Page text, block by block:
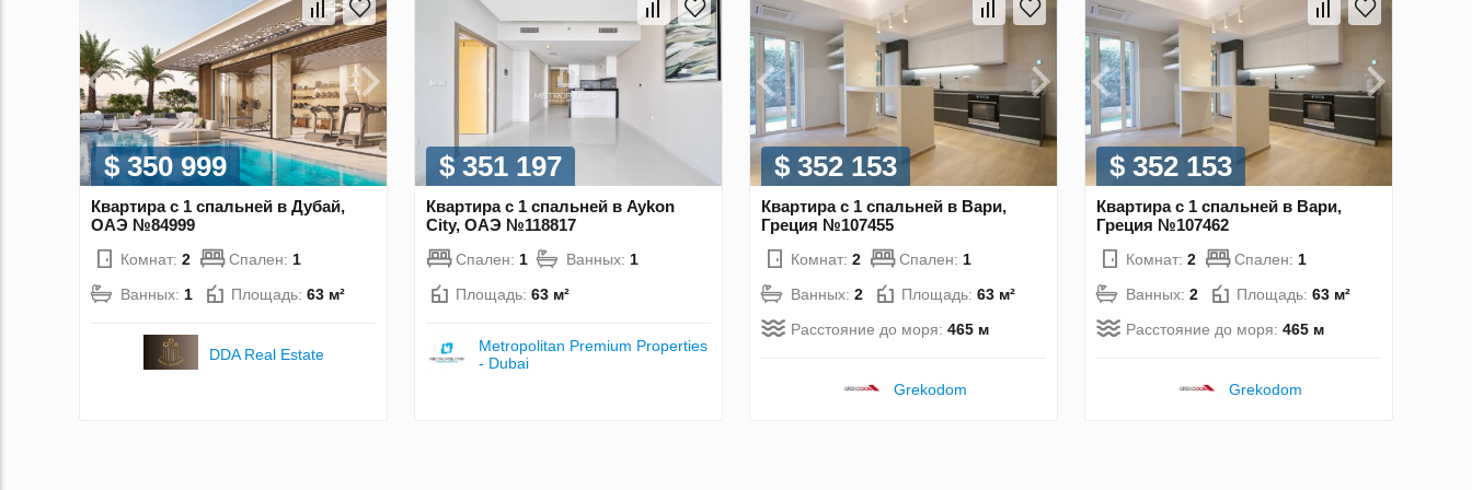
$ 350 999
Квартира с 1 спальней в Дубай,
ОАЭ №84999
Комнат: 2 Спален: 1
Ванных: 1 Площадь: 63 м²
DDA Real Estate
$ 351 197
Квартира с 1 спальней в Aykon
City, ОАЭ №118817
Спален: 1 Ванных: 1
Площадь: 63 м²
Metropolitan Premium Properties
- Dubai
$ 352 153
Квартира с 1 спальней в Вари,
Греция №107455
Комнат: 2 Спален: 1
Ванных: 2 Площадь: 63 м²
Расстояние до моря: 465 м
Grekodom
$ 352 153
Квартира с 1 спальней в Вари,
Греция №107462
Комнат: 2 Спален: 1
Ванных: 2 Площадь: 63 м²
Расстояние до моря: 465 м
Grekodom